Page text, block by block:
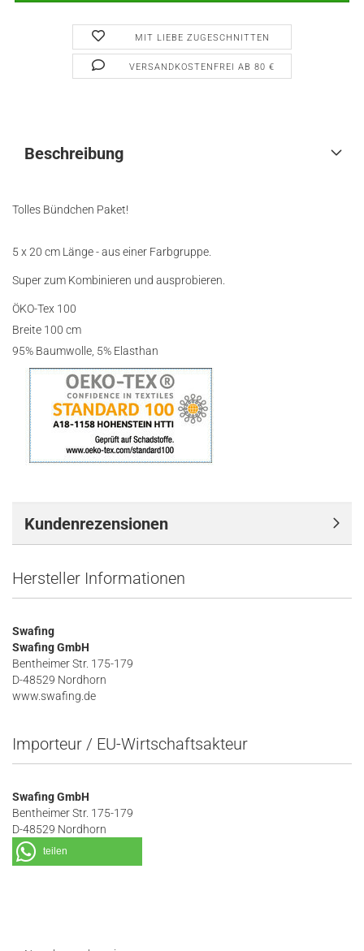
MIT LIEBE ZUGESCHNITTEN
VERSANDKOSTENFREI AB 80 €
Beschreibung
Tolles Bündchen Paket!
5 x 20 cm Länge - aus einer Farbgruppe.
Super zum Kombinieren und ausprobieren.
ÖKO-Tex 100
Breite 100 cm
95% Baumwolle, 5% Elasthan
Kundenrezensionen
Hersteller Informationen
Swafing
Swafing GmbH
Bentheimer Str. 175-179
D-48529 Nordhorn
www.swafing.de
Importeur / EU-Wirtschaftsakteur
Swafing GmbH
Bentheimer Str. 175-179
D-48529 Nordhorn
teilen